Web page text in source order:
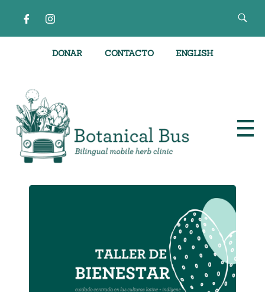
DONAR CONTACTO ENGLISH